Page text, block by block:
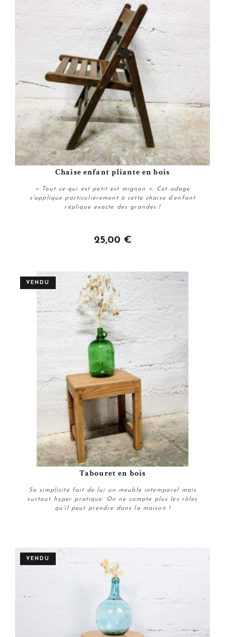
Chaise enfant pliante en bois
« Tout ce qui est petit est mignon ». Cet adage
s’applique particulièrement à cette chaise d’enfant
réplique exacte des grandes !
25,00 €
Plus de détails
VENDU
Tabouret en bois
Sa simplicité fait de lui un meuble intemporel mais
surtout hyper pratique. On ne compte plus les rôles
qu’il peut prendre dans la maison !
VENDU